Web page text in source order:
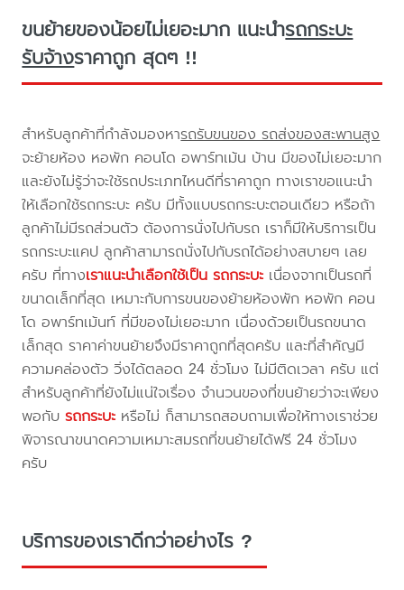
ขนย้ายของน้อยไม่เยอะมาก แนะนำรถกระบะ
รับจ้างราคาถูก สุดๆ !!
สำหรับลูกค้าที่กำลังมองหารถรับขนของ รถส่งของสะพานสูง
จะย้ายห้อง หอพัก คอนโด อพาร์ทเม้น บ้าน มีของไม่เยอะมาก
และยังไม่รู้ว่าจะใช้รถประเภทไหนดีที่ราคาถูก ทางเราขอแนะนำ
ให้เลือกใช้รถกระบะ ครับ มีทั้งแบบรถกระบะตอนเดียว หรือถ้า
ลูกค้าไม่มีรถส่วนตัว ต้องการนั่งไปกับรถ เราก็มีให้บริการเป็น
รถกระบะแคป ลูกค้าสามารถนั่งไปกับรถได้อย่างสบายๆ เลย
ครับ ที่ทางเราแนะนำเลือกใช้เป็น รถกระบะ เนื่องจากเป็นรถที่
ขนาดเล็กที่สุด เหมาะกับการขนของย้ายห้องพัก หอพัก คอน
โด อพาร์ทเม้นท์ ที่มีของไม่เยอะมาก เนื่องด้วยเป็นรถขนาด
เล็กสุด ราคาค่าขนย้ายจึงมีราคาถูกที่สุดครับ และที่สำคัญมี
ความคล่องตัว วิ่งได้ตลอด 24 ชั่วโมง ไม่มีติดเวลา ครับ แต่
สำหรับลูกค้าที่ยังไม่แน่ใจเรื่อง จำนวนของที่ขนย้ายว่าจะเพียง
พอกับรถกระบะ หรือไม่ ก็สามารถสอบถามเพื่อให้ทางเราช่วย
พิจารณาขนาดความเหมาะสมรถที่ขนย้ายได้ฟรี 24 ชั่วโมง
ครับ
บริการของเราดีกว่าอย่างไร ?